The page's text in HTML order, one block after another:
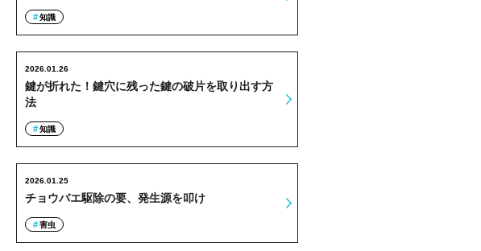
知識
鍵が折れた！鍵穴に残った鍵の破片を取り出す方
法
2026.01.26
知識
チョウバエ駆除の要、発生源を叩け
2026.01.25
害虫